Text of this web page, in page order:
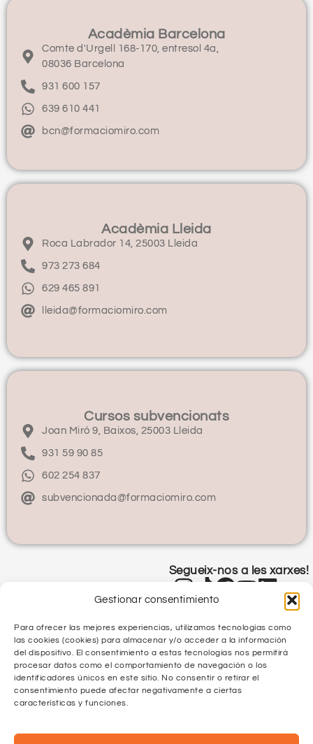
Gestionar consentimiento
Para ofrecer las mejores experiencias, utilizamos tecnologías como
las cookies (cookies) para almacenar y/o acceder a la información
del dispositivo. El consentimiento a estas tecnologías nos permitirá
procesar datos como el comportamiento de navegación o los
identificadores únicos en este sitio. No consentir o retirar el
consentimiento puede afectar negativamente a ciertas
características y funciones.
Acadèmia Barcelona
Comte d'Urgell 168-170, entresol 4a,
08036 Barcelona
931 600 157
639 610 441
bcn@formaciomiro.com
Acadèmia Lleida
Roca Labrador 14, 25003 Lleida
973 273 684
629 465 891
lleida@formaciomiro.com
Cursos subvencionats
Joan Miró 9, Baixos, 25003 Lleida
931 59 90 85
602 254 837
subvencionada@formaciomiro.com
Segueix-nos a les xarxes!
Política de Privacitat
Política de Qualitat